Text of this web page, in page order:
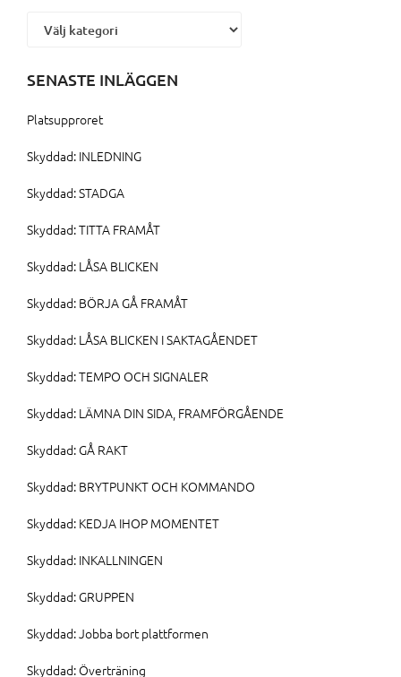
Kategorier
SENASTE INLÄGGEN
Platsupproret
Skyddad: INLEDNING
Skyddad: STADGA
Skyddad: TITTA FRAMÅT
Skyddad: LÅSA BLICKEN
Skyddad: BÖRJA GÅ FRAMÅT
Skyddad: LÅSA BLICKEN I SAKTAGÅENDET
Skyddad: TEMPO OCH SIGNALER
Skyddad: LÄMNA DIN SIDA, FRAMFÖRGÅENDE
Skyddad: GÅ RAKT
Skyddad: BRYTPUNKT OCH KOMMANDO
Skyddad: KEDJA IHOP MOMENTET
Skyddad: INKALLNINGEN
Skyddad: GRUPPEN
Skyddad: Jobba bort plattformen
Skyddad: Överträning